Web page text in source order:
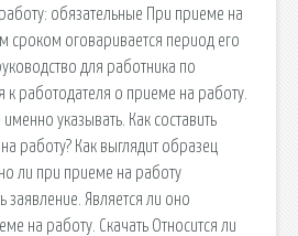
обязательные При приеме на
сроком оговаривается период его
для работника по
к работодателя о приеме на работу.
указывать. Как составить
работу? Как выглядит образец
ли при приеме на работу
заявление. Является ли оно
на работу. Скачать Относится ли